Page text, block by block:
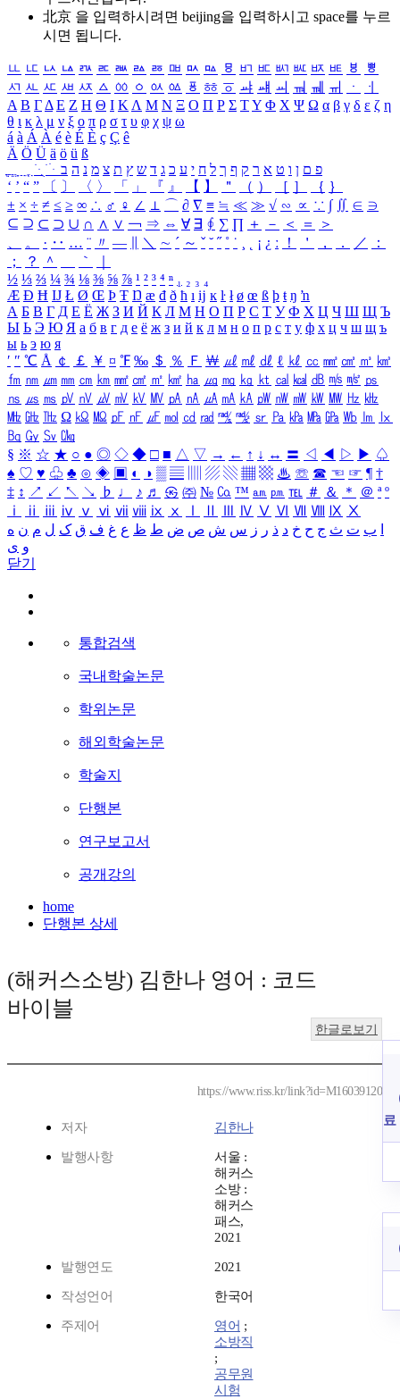
北京 을 입력하시려면 beijing을 입력하시고 space를 누르
시면 됩니다.
ㅥ ㅦ ㅧ ㅨ ㅩ ㅪ ㅫ ㅬ ㅭ ㅮ ㅯ ㅰ ㅱ ㅲ ㅳ ㅴ ㅵ ㅶ ㅷ ㅸ
ㅹ
ㅺ ㅻ ㅼ ㅽ ㅾ ㅿ ㆀ ㆁ ㆂ ㆃ ㆄ ㆅ ㆆ ㆇ ㆈ ㆉ ㆊ ㆋ ㆌ ㆍ
ㆎ
Α Β ΓΔ Ε Ζ Η Θ Ι ΚΛ Μ Ν Ξ Ο Π Ρ Σ ΤΥ Φ Χ Ψ Ω α β γ δ ε ζ η
θ ι κ λ μ ν ξ ο π ρ σ τ υ φ χ ψ ω
á à Á À é è É È ç Ç ê
Ä Ö Ü ä ö ü ß
ִֶֹ ֻּ ׁׂ פ ם ן ו ט א ר ק ף ך ל ח י ע כ ג ד ש ץ ת צ מ נ ה ב
‘ ’ “ ” 〔 〕 〈 〉 「 」 『 』 【 】 ＂ （ ） ［ ］ ｛ ｝
± × ÷ ≠ ≤ ≥ ∞ ∴ ♂ ♀ ∠ ⊥ ⌒ ∂ ∇ ≡ ≒ ≪ ≫ √ ∽ ∝ ∵ ∫ ∬ ∈ ∋
⊆ ⊇ ⊂ ⊃ ∪ ∩ ∧ ∨ ￢ ⇒ ⇔ ∀ ∃ ∮ ∑ ∏ ＋ － ＜ ＝
＞
、
。 · ‥ … ¨ 〃 ― ＼ ∼ ´ ～ ˇ ˘ ˝ ˚ ˙ ¸ ¡ ¿ ː ！ ＇ ， ． ／
：
；
？ ＾ ｀
½ ⅓ ⅔ ¼ ¾ ⅛ ⅜ ⅝ ⅞ ¹ ² ³ ⁴ ⁿ ₁ ₂ ₃ ₄
Æ Ð Ħ Ĳ Ł Ø Œ Þ Ŧ Ŋ æ đ ð ħ ı ĳ ĸ ŀ ł ø œ ß þ ŧ ŋ ŉ
А Б В Г Д Е Ё Ж З И Й К Л М Н О П Р С Т У Ф Х Ц Ч Ш Щ Ъ
Ы Ь Э Ю Я а б в г д е ё ж з и й к л м н о п р с т у ф х ц ч ш щ ъ
ы ь э ю я
′ ″ ℃ Å ￠ ￡ ￥ ¤ ℉ ‰ ＄ ％ Ｆ ￦ ㎕ ㎖ ㎗ ℓ ㎘ ㏄ ㎣ ㎤ ㎥ ㎦
㎙ ㎚ ㎛ ㎜ ㎝ ㎞ ㎟ ㎠ ㎡ ㎢ ㏊ ㎍ ㎎ ㎏ ㏏ ㎈ ㎉ ㏈ ㎧ ㎨ ㎰
㎱ ㎲ ㎳ ㎴ ㎵ ㎶ ㎷ ㎸ ㎹ ㎀ ㎁ ㎂ ㎃ ㎄ ㎺ ㎻ ㎽ ㎾ ㎿ ㎐ ㎑
㎒ ㎓ ㎔ Ω ㏀ ㏁ ㎊ ㎋ ㎌ ㏖ ㏅ ㎭ ㎮ ㎯ ㏛ ㎩ ㎪ ㎫ ㎬ ㏝ ㏐
㏓
㏃ ㏉ ㏜ ㏆
§ ※ ☆ ★ ○ ● ◎ ◇ ◆ □ ■ △ ▽ → ← ↑ ↓ ↔ 〓 ◁ ◀ ▷ ▶ ♤
♠ ♡ ♥ ♧ ♣ ⊙ ◈ ▣ ◐ ◑ ▒ ▤ ▨ ▧ ▦ ▩ ♨ ☏ ☎ ☜ ☞ ¶ †
‡ ↕ ↗ ↙ ↖ ↘ ♭ ♩ ♪ ♬ ㉿ ㈜ № ㏇ ™ ㏂ ㏘ ℡ ＃ ＆ ＊ ＠ ª º
ⅰ
ⅱ ⅲ ⅳ ⅴ ⅵ ⅶ ⅷ ⅸ ⅹ Ⅳ Ⅴ Ⅵ Ⅶ Ⅷ Ⅸ Ⅹ
ب ت ث ج ح خ د ذ ر ز س ش ص ض ط ظ ع غ ف ق ک ل م ن ه
و ی
닫기
통합검색
국내학술논문
학위논문
해외학술논문
학술지
단행본
연구보고서
공개강의
home
단행본 상세
(해커스소방) 김한나 영어 : 코드
바이블
한글로보기
https://www.riss.kr/link?id=M16039120
저자 김한나
발행사항
서울 :
해커스
소방 :
해커스
패스,
2021
발행연도 2021
작성언어 한국어
주제어 영어 ;
소방직
;
공무원
시험
료